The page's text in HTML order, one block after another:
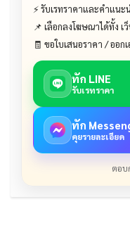
⚡ รับเรทราคาและคำแน
📌 เลือกลงโฆษณาได้ทั้ง
🧾 ขอใบเสนอราคา / ออก
ทัก LINE
รับเรทราคา
ทัก
คุยรายละเอียด
ตอบ